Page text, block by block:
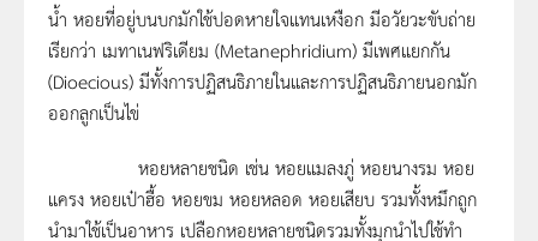
น้ำ หอยที่อยู่บนบกมักใช้ปอดหายใจแทนเหงือก มีอวัยวะขับถ่าย
เรียกว่า เมทาเนฟริเดียม (Metanephridium) มีเพศแยกกัน
(Dioecious) มีทั้งการปฏิสนธิภายในและการปฏิสนธิภายนอกมัก
ออกลูกเป็นไข่
หอยหลายชนิด เช่น หอยแมลงภู่ หอยนางรม หอย
แครง หอยเป๋าฮื้อ หอยขม หอยหลอด หอยเสียบ รวมทั้งหมึกถูก
นำมาใช้เป็นอาหาร เปลือกหอยหลายชนิดรวมทั้งมุกนำไปใช้ทำ